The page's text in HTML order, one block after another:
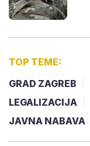
TOP TEME:
GRAD ZAGREB
LEGALIZACIJA
JAVNA NABAVA